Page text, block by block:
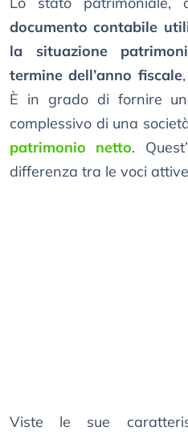
documento contabile
la situazione
termine dell’anno fiscale
È in grado di fornire
complessivo di una
patrimonio netto.
differenza tra le voci
Viste le sue